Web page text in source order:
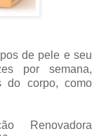
de pele e seu
por semana,
do corpo, como
Renovadora